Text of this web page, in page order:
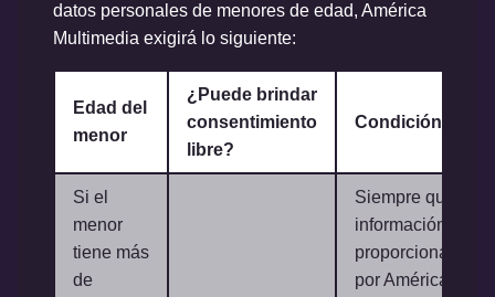
datos personales de menores de edad, América
Multimedia exigirá lo siguiente:
Edad del
menor
¿Puede brindar
consentimiento
libre?
Condición
Si el
menor
tiene más
de
Siempre que la
información
proporcionada
por América